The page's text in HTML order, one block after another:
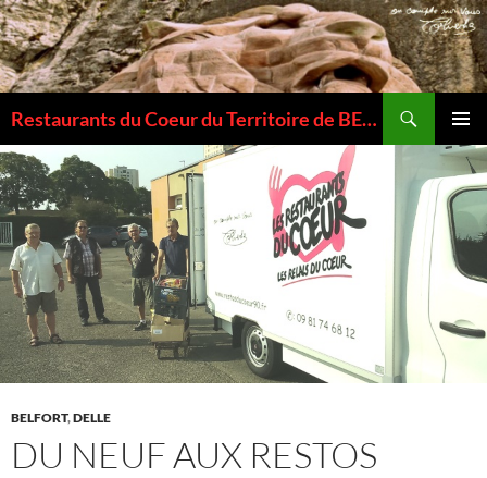
Restaurants du Coeur du Territoire de BELFORT
MENU
AU
CONTENU
BELFORT,DELLE
DU NEUF AUX RESTOS